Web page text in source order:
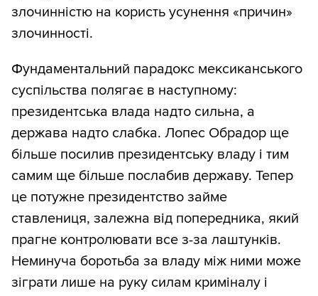
злочинністю на користь усунення «причин»
злочинності.
Фундаментальний парадокс мексиканського
суспільства полягає в наступному:
президентська влада надто сильна, а
держава надто слабка. Лопес Обрадор ще
більше посилив президентську владу і тим
самим ще більше послабив державу. Тепер
це потужне президентство займе
ставлениця, залежна від попередника, який
прагне контролювати все з-за лаштунків.
Неминуча боротьба за владу між ними може
зіграти лише на руку силам криміналу і